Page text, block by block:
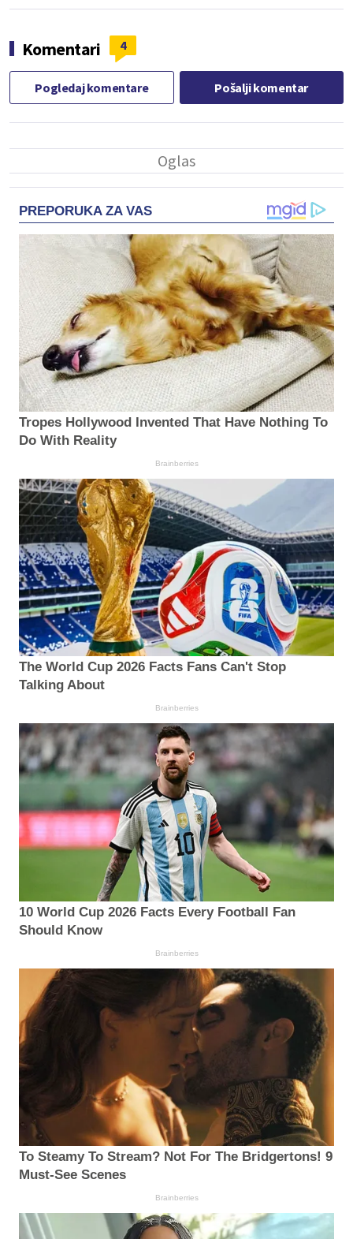
Komentari 4
Pogledaj komentare Pošalji komentar
PREPORUKA ZA VAS
Tropes Hollywood Invented That Have Nothing To
Do With Reality
Brainberries
The World Cup 2026 Facts Fans Can't Stop
Talking About
Brainberries
10 World Cup 2026 Facts Every Football Fan
Should Know
Brainberries
To Steamy To Stream? Not For The Bridgertons! 9
Must-See Scenes
Brainberries